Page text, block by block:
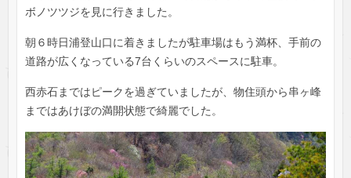
ボノツツジを見に行きました。
朝６時日浦登山口に着きましたが駐車場はもう満杯、手前の
道路が広くなっている7台くらいのスペースに駐車。
西赤石まではピークを過ぎていましたが、物住頭から串ヶ峰
まではあけぼの満開状態で綺麗でした。